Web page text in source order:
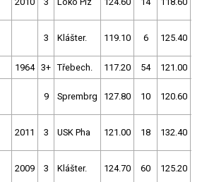
3 Klášter. 119.10 6 125.40
1964 3+ Třebech. 117.20 54 121.00
9 Sprembrg 127.80 10 120.60
2011 3 USK Pha 121.00 18 132.40
2009 3 Klášter. 124.70 60 125.20